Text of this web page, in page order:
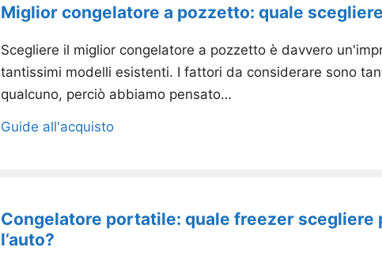
Miglior congelatore a pozzetto: quale
Scegliere il miglior congelatore a pozzetto è davvero
tantissimi modelli esistenti. I fattori da considerare sono
qualcuno, perciò abbiamo pensato…
Guide all'acquisto
Congelatore portatile: quale freezer scegliere
l’auto?